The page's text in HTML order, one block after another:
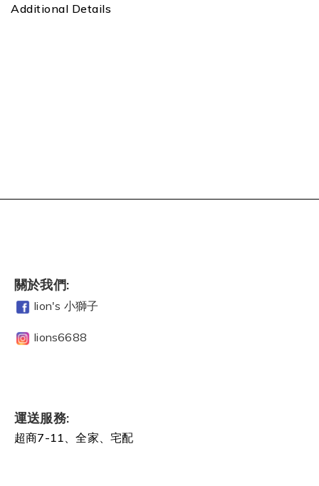
Additional Details
關於我們:
lion's 小獅子
lions6688
運送服務:
超商7-11、全家、宅配